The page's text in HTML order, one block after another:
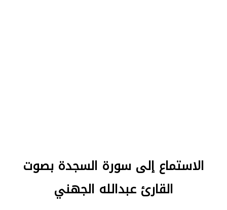
الاستماع إلى سورة السجدة بصوت
القارئ عبدالله الجهني